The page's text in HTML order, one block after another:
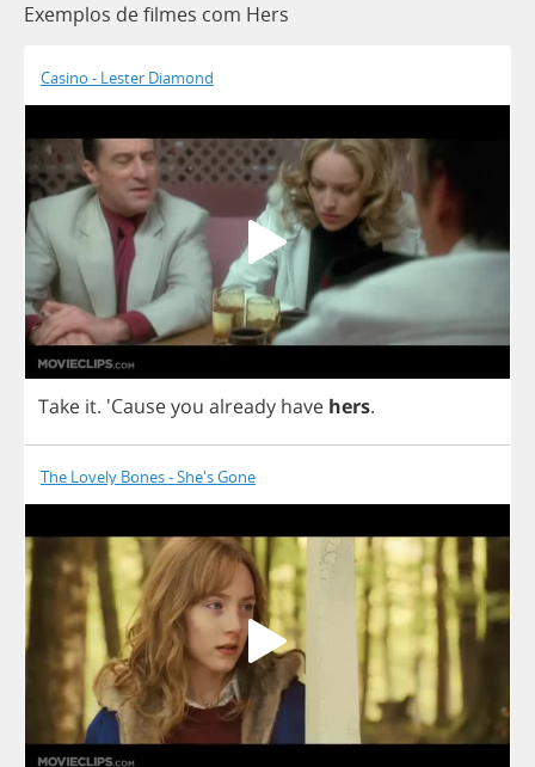
Exemplos de filmes com Hers
Casino - Lester Diamond
Take it. 'Causeyou already have hers.
The Lovely Bones - She's Gone